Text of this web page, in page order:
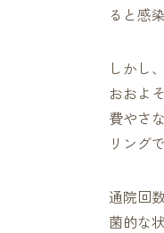
ると感
しかし
おおよ
費やさ
リング
通院回
菌的な